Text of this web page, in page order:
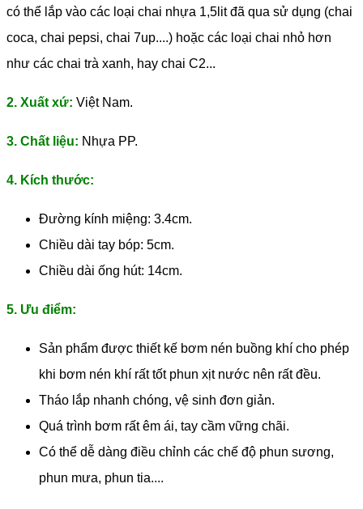
có thể lắp vào các loại chai nhựa 1,5lit đã qua sử dụng (chai
coca, chai pepsi, chai 7up....) hoặc các loại chai nhỏ hơn
như các chai trà xanh, hay chai C2...
2. Xuất xứ: Việt Nam.
3. Chất liệu: Nhựa PP.
4. Kích thước:
Đường kính miệng: 3.4cm.
Chiều dài tay bóp: 5cm.
Chiều dài ống hút: 14cm.
5. Ưu điểm:
Sản phẩm được thiết kế bơm nén buồng khí cho phép
khi bơm nén khí rất tốt phun xịt nước nên rất đều.
Tháo lắp nhanh chóng, vệ sinh đơn giản.
Quá trình bơm rất êm ái, tay cầm vững chãi.
Có thể dễ dàng điều chỉnh các chế độ phun sương,
phun mưa, phun tia....